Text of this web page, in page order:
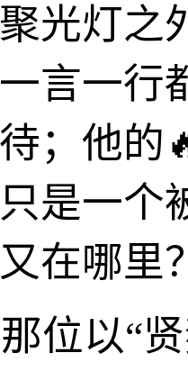
光灯之
言一行
；他的
是一个
在哪里
位以“